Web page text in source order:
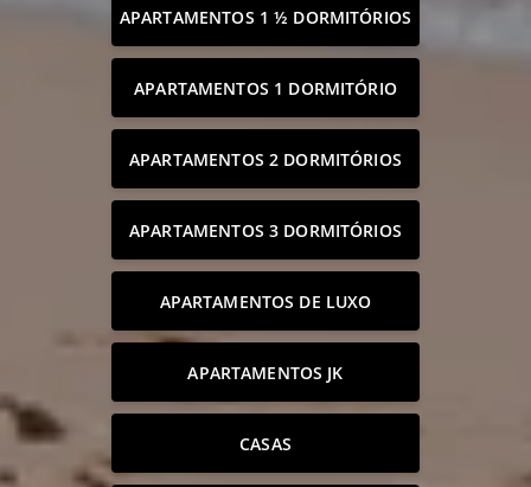
APARTAMENTOS 1 ½ DORMITÓRIOS
APARTAMENTOS 1 DORMITÓRIO
APARTAMENTOS 2 DORMITÓRIOS
APARTAMENTOS 3 DORMITÓRIOS
APARTAMENTOS DE LUXO
APARTAMENTOS JK
CASAS